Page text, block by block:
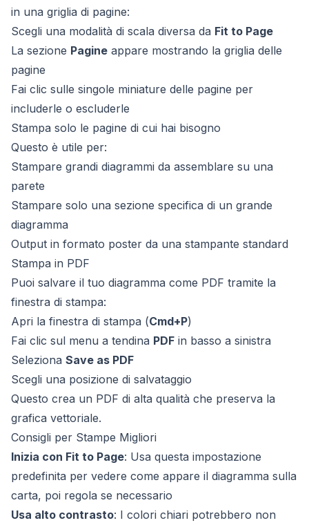
in una griglia di pagine:
Scegli una modalità di scala diversa da Fit to Page
La sezione Pagine appare mostrando la griglia delle
pagine
Fai clic sulle singole miniature delle pagine per
includerle o escluderle
Stampa solo le pagine di cui hai bisogno
Questo è utile per:
Stampare grandi diagrammi da assemblare su una
parete
Stampare solo una sezione specifica di un grande
diagramma
Output in formato poster da una stampante standard
Stampa in PDF
Puoi salvare il tuo diagramma come PDF tramite la
finestra di stampa:
Apri la finestra di stampa (Cmd+P)
Fai clic sul menu a tendina PDF in basso a sinistra
Seleziona Save as PDF
Scegli una posizione di salvataggio
Questo crea un PDF di alta qualità che preserva la
grafica vettoriale.
Consigli per Stampe Migliori
Inizia con Fit to Page: Usa questa impostazione
predefinita per vedere come appare il diagramma sulla
carta, poi regola se necessario
Usa alto contrasto: I colori chiari potrebbero non